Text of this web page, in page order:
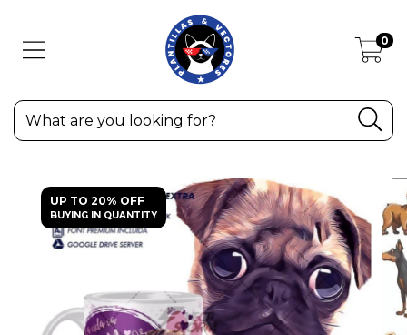
0
UP TO 20% OFF
BUYING IN QUANTITY